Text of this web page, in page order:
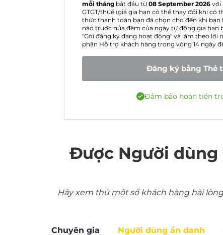
mỗi tháng bắt đầu từ 08 September 2026 với
GTGT/thuế (giá gia hạn có thể thay đổi khi có
thức thanh toán bạn đã chọn cho đến khi bạn
nào trước nửa đêm của ngày tự động gia hạn
"Gói đăng ký đang hoạt động" và làm theo lời
phận Hỗ trợ khách hàng trong vòng 14 ngày
Đăng ký bằng Thẻ
Đảm bảo hoàn tiền
Được Người dùng
Hãy xem thử một số khách hàng hài
Chuyên gia Người dùng ẩn danh